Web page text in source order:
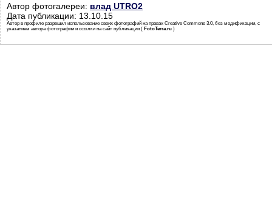
Автор фотогалереи: влад UTRO2
Дата публикации: 13.10.15
Автор в профиле разрешил использование своих фотографий на правах Creative Commons 3.0, без модификации, с
указанием автора фотографии и ссылки на сайт публикации ( FotoTerra.ru )